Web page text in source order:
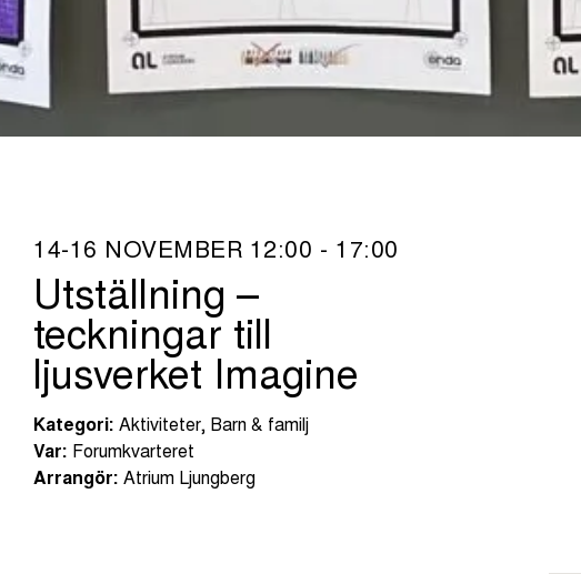
14-16 NOVEMBER 12:00 - 17:00
Utställning –
teckningar till
ljusverket Imagine
Kategori: Aktiviteter, Barn & familj
Var: Forumkvarteret
Arrangör: Atrium Ljungberg